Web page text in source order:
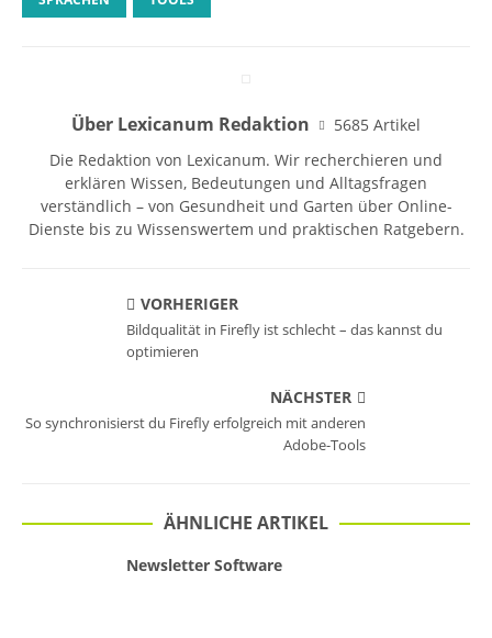
Über Lexicanum Redaktion
5685 Artikel
Die Redaktion von Lexicanum. Wir recherchieren und
erklären Wissen, Bedeutungen und Alltagsfragen
verständlich – von Gesundheit und Garten über Online-
Dienste bis zu Wissenswertem und praktischen Ratgebern.
VORHERIGER
Bildqualität in Firefly ist schlecht – das kannst du
optimieren
NÄCHSTER
So synchronisierst du Firefly erfolgreich mit anderen
Adobe-Tools
ÄHNLICHE ARTIKEL
Newsletter Software